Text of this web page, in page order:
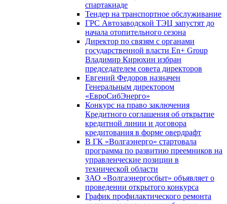
спартакиаде
Тендер на транспортное обслуживание
ГРС Автозаводской ТЭЦ запустят до
начала отопительного сезона
Директор по связям с органами
государственной власти En+ Group
Владимир Кирюхин избран
председателем совета директоров
Евгений Федоров назначен
Генеральным директором
«ЕвроСибЭнерго»
Конкурс на право заключения
Кредитного соглашения об открытие
кредитной линии и договора
кредитования в форме овердрафт
В ГК «Волгаэнерго» стартовала
программа по развитию преемников на
управленческие позиции в
технической области
ЗАО «Волгаэнергосбыт» объявляет о
проведении открытого конкурса
График профилактического ремонта